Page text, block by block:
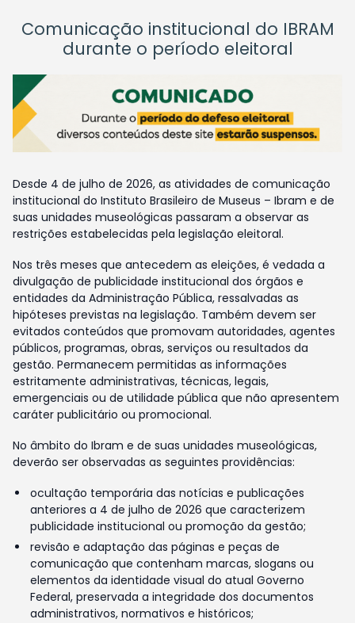
Comunicação institucional do IBRAM
durante o período eleitoral
Desde 4 de julho de 2026, as atividades de comunicação
institucional do Instituto Brasileiro de Museus – Ibram e de
suas unidades museológicas passaram a observar as
restrições estabelecidas pela legislação eleitoral.
Nos três meses que antecedem as eleições, é vedada a
divulgação de publicidade institucional dos órgãos e
entidades da Administração Pública, ressalvadas as
hipóteses previstas na legislação. Também devem ser
evitados conteúdos que promovam autoridades, agentes
públicos, programas, obras, serviços ou resultados da
gestão. Permanecem permitidas as informações
estritamente administrativas, técnicas, legais,
emergenciais ou de utilidade pública que não apresentem
caráter publicitário ou promocional.
No âmbito do Ibram e de suas unidades museológicas,
deverão ser observadas as seguintes providências:
ocultação temporária das notícias e publicações
anteriores a 4 de julho de 2026 que caracterizem
publicidade institucional ou promoção da gestão;
revisão e adaptação das páginas e peças de
comunicação que contenham marcas, slogans ou
elementos da identidade visual do atual Governo
Federal, preservada a integridade dos documentos
administrativos, normativos e históricos;